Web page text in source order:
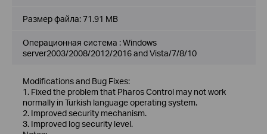
Размер файла:71.91 MB
Операционная система : Windows
server2003/2008/2012/2016 and Vista/7/8/10
Modifications and Bug Fixes:
1. Fixed the problem that Pharos Control may not work
normally in Turkish language operating system.
2. Improved security mechanism.
3. Improved log security level.